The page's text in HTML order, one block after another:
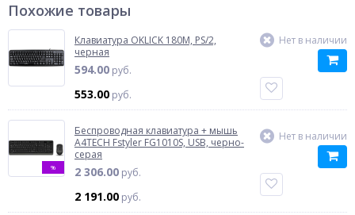
Похожие товары
Клавиатура OKLICK 180M, PS/2,
черная
594.00 руб.
553.00 руб.
Нет в наличии
%
Беспроводная клавиатура + мышь
A4TECH Fstyler FG1010S, USB, черно-
серая
2 306.00 руб.
2 191.00 руб.
Нет в наличии